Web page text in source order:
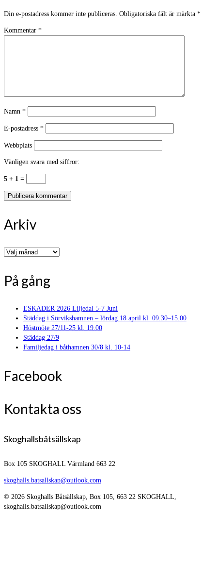
Din e-postadress kommer inte publiceras. Obligatoriska fält är märkta *
Kommentar *
Namn *
E-postadress *
Webbplats
Vänligen svara med siffror:
5 + 1 =
Arkiv
Arkiv
På gång
ESKADER 2026 Liljedal 5-7 Juni
Städdag i Sörvikshamnen – lördag 18 april kl. 09.30–15.00
Höstmöte 27/11-25 kl. 19.00
Städdag 27/9
Familjedag i båthamnen 30/8 kl. 10-14
Facebook
Kontakta oss
Skoghallsbåtsällskap
Box 105 SKOGHALL Värmland 663 22
skoghalls.batsallskap@outlook.com
© 2026 Skoghalls Båtsällskap, Box 105, 663 22 SKOGHALL,
skoghalls.batsallskap@outlook.com